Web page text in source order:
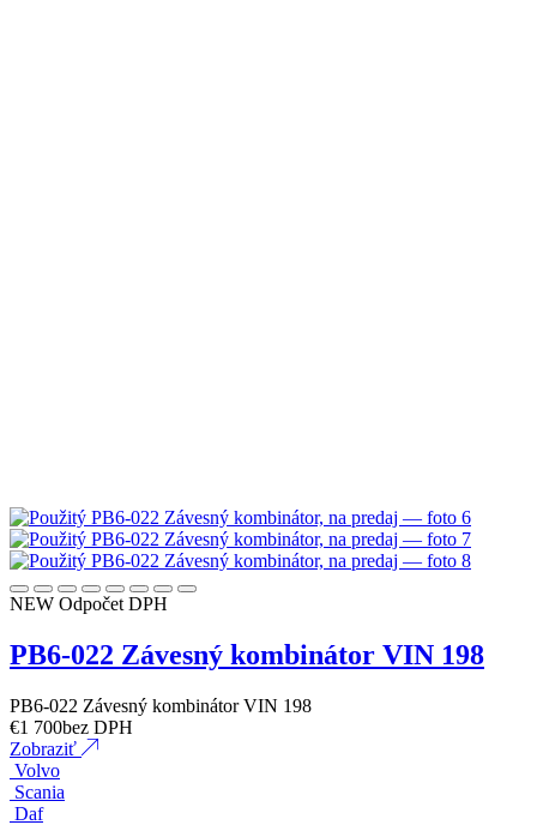
NEW Odpočet DPH
PB6-022 Závesný kombinátor VIN 198
PB6-022 Závesný kombinátor VIN 198
€1 700bez DPH
Zobraziť
Volvo
Scania
Daf